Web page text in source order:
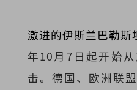
激进的伊斯兰巴勒斯
年10月7日起开始
击。德国、欧洲联